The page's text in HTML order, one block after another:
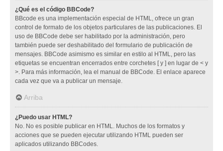
¿Qué es el código BBCode?
BBcode es una implementación especial de HTML, ofrece un gran
control de formato de los objetos particulares de las publicaciones. El
uso de BBCode debe ser habilitado por la administración, pero
también puede ser deshabilitado del formulario de publicación de
mensajes. BBCode asimismo es similar en estilo al HTML, pero las
etiquetas se encuentran encerrados entre corchetes [ y ] en lugar de < y
>. Para más información, lea el manual de BBCode. El enlace aparece
cada vez que va a publicar un mensaje.
Arriba
¿Puedo usar HTML?
No. No es posible publicar en HTML. Muchos de los formatos y
acciones que se pueden ejecutar utilizando HTML pueden ser
aplicados utilizando BBCodes.